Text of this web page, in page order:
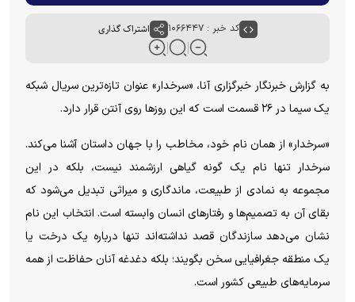
کد خبر : ۱۰۶۶۴۴۷ اشتراک گذاری
به گزارش خبرنگار خبرگزاری آنا، «سرخدار» عنوان تازه‌ترین سریال شبکه
یک سیما در ۲۶ قسمت است که این روز‌ها روی آنتن قرار دارد.
«سرخدار» از همان نام خود، مخاطب را با جهان داستان آشنا می‌کند.
سرخدار تنها نام یک گونه گیاهی ارزشمند نیست، بلکه در این
مجموعه به نمادی از طبیعت، ماندگاری و میراثی تبدیل می‌شود که
بقای آن به تصمیم‌ها و رفتار‌های انسان وابسته است. انتخاب این نام
نشان می‌دهد سازندگان قصد نداشته‌اند تنها درباره یک درخت یا
یک منطقه جغرافیایی سخن بگویند؛ بلکه دغدغه آنان حفاظت از همه
سرمایه‌های طبیعی کشور است.